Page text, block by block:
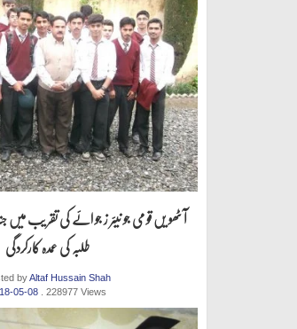
آ ٹھو یں قو می جو نیئر ز جو ائے کی تقر یب
طلبہ کی عمدہ کارکردگی
byAltaf Hussain Shah
05-08
. 228977 Views